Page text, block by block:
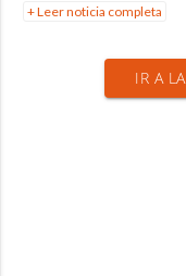
+ Leer noticia completa
IR A